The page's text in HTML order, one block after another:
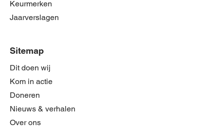
Keurmerken
Jaarverslagen
Sitemap
Dit doen wij
Kom in actie
Doneren
Nieuws & verhalen
Over ons